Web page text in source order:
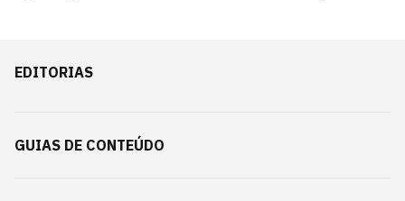
EDITORIAS
GUIAS DE CONTEÚDO